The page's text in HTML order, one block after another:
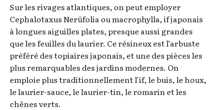
Sur les rivages atlantiques, on peut employer
Cephalotaxus Nerüfolia ou macrophylla, if japonais
à longues aiguilles plates, presque aussi grandes
que les feuilles du laurier. Ce résineux est l’arbuste
préféré des topiaires japonais, et une des pièces les
plus remarquables des jardins modernes. On
emploie plus traditionnellement l’if, le buis, le houx,
le laurier-sauce, le laurier-tin, le romarin et les
chênes verts.